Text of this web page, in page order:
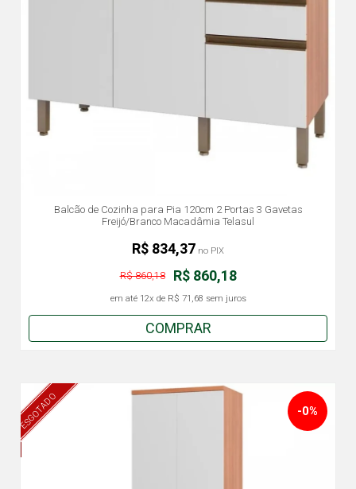
Balcão de Cozinha para Pia 120cm 2 Portas 3 Gavetas
Freijó/Branco Macadâmia Telasul
R$ 860,18
R$ 860,18
em até 12x de R$ 71,68 sem juros
R$ 834,37 no PIX
COMPRAR
ESGOTADO -0%